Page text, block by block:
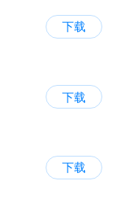
下载
下载
下载